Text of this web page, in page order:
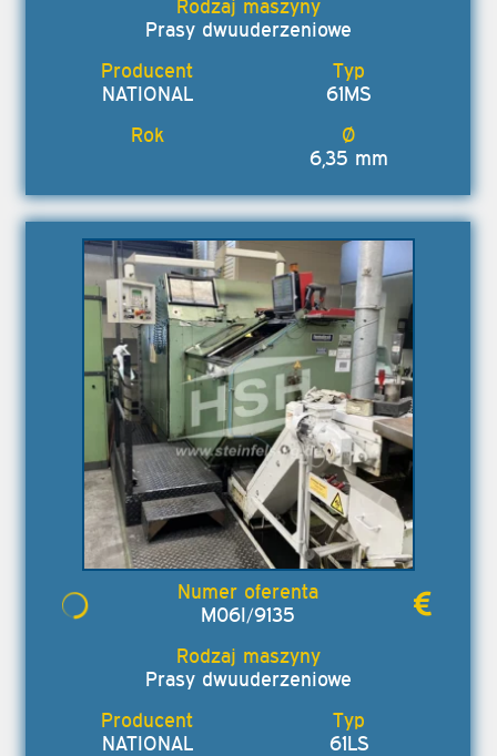
Prasy dwuuderzeniowe
NATIONAL 61MS
6,35 mm
M06I/9135
Prasy dwuuderzeniowe
NATIONAL 61LS